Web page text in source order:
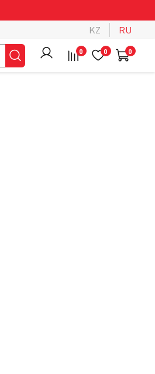
KZ RU
0 0 0